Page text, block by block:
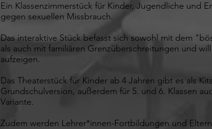
Ein Klassenzimmerstück für Kinder, Jugendliche und
gegen sexuellen Missbrauch.
Das interaktive Stück befasst sich sowohl mit dem
als auch mit familiären Grenzüberschreitungen und
aufzeigen.
Das Theaterstück für Kinder ab 4 Jahren gibt es als
Grundschulversion, außerdem für 5. und 6. Klassen
Variante.
Zudem werden Lehrer*innen-Fortbildungen und